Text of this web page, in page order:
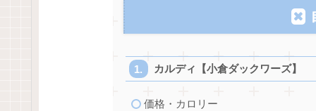
カルディ【小倉ダックワーズ】
価格・カロリー